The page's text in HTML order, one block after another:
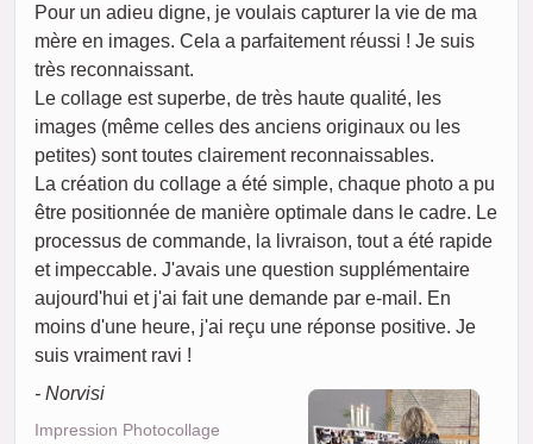
Pour un adieu digne, je voulais capturer la vie de ma
mère en images. Cela a parfaitement réussi ! Je suis
très reconnaissant.
Le collage est superbe, de très haute qualité, les
images (même celles des anciens originaux ou les
petites) sont toutes clairement reconnaissables.
La création du collage a été simple, chaque photo a pu
être positionnée de manière optimale dans le cadre. Le
processus de commande, la livraison, tout a été rapide
et impeccable. J'avais une question supplémentaire
aujourd'hui et j'ai fait une demande par e-mail. En
moins d'une heure, j'ai reçu une réponse positive. Je
suis vraiment ravi !
- Norvisi
Impression Photocollage